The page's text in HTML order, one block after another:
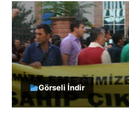
Görseli İndir